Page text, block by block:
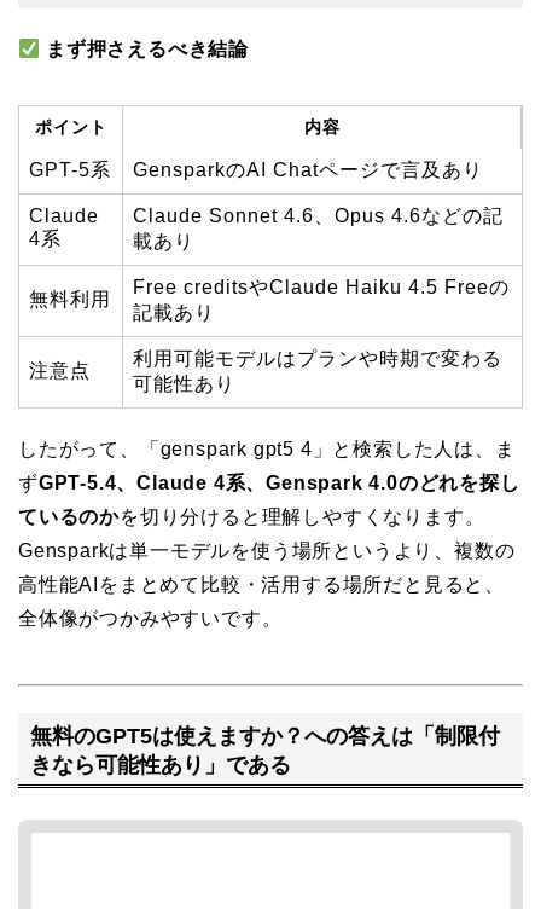
まず押さえるべき結論
ポイント 内容
GPT-5系 GensparkのAI Chatページで言及あり
Claude
4系
Claude Sonnet 4.6、Opus 4.6などの記
載あり
無料利用
Free creditsやClaude Haiku 4.5 Freeの
記載あり
注意点
利用可能モデルはプランや時期で変わる
可能性あり
したがって、「genspark gpt5 4」と検索した人は、ま
ずGPT-5.4、Claude 4系、Genspark 4.0のどれを探し
ているのかを切り分けると理解しやすくなります。
Gensparkは単一モデルを使う場所というより、複数の
高性能AIをまとめて比較・活用する場所だと見ると、
全体像がつかみやすいです。
無料のGPT5は使えますか？への答えは「制限付
きなら可能性あり」である